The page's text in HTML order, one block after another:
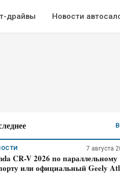
драйвы Новости
7 августа
CR-V 2026 по параллельному
или официальный Geely